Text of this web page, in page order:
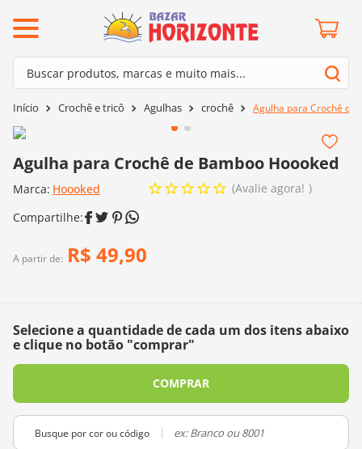
Buscar produtos, marcas e muito mais...
Crochê e tricô Agulhas crochê Agulha para Crochê de
Agulha para Crochê de Bamboo Hoooked
Marca: Hoooked Avalie agora!
A partir de: R$ 49,90
Selecione a quantidade de cada um dos itens abaixo
e clique no botão "comprar"
COMPRAR
Busque por cor ou código
Termos mais buscados
kit amigurumi
agulha crochê
6 º lã cisne
8
9º dmc
mais buscados
barroco
mollet
kit amigurumi
agulha crochê
fio amigurumi
lã cisne
charme